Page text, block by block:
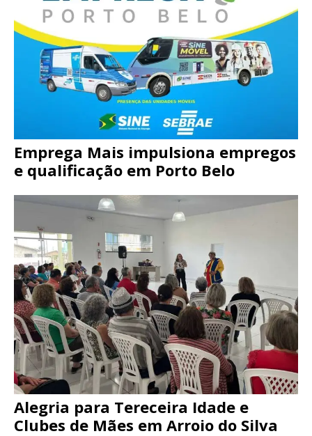
Emprega Mais impulsiona empregos
e qualificação em Porto Belo
Alegria para Tereceira Idade e
Clubes de Mães em Arroio do Silva